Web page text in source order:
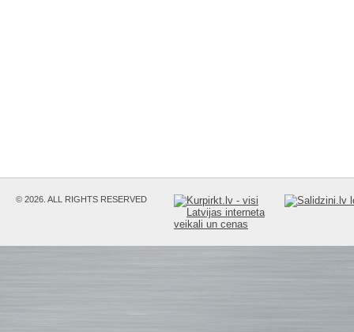
© 2026. ALL RIGHTS RESERVED